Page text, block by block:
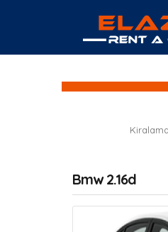
Bmw 2.16d